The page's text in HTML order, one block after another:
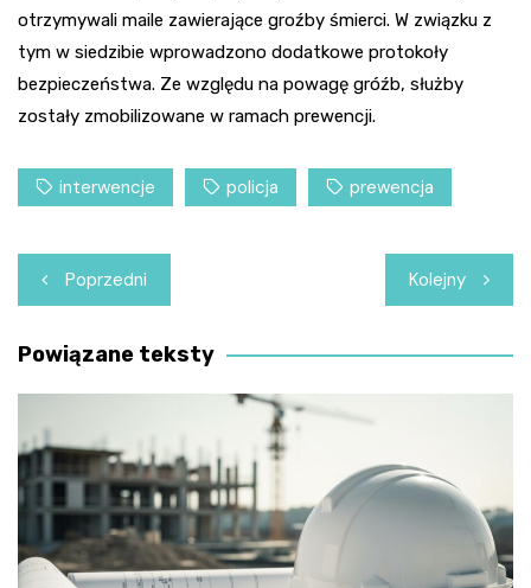
otrzymywali maile zawierające groźby śmierci. W związku z
tym w siedzibie wprowadzono dodatkowe protokoły
bezpieczeństwa. Ze względu na powagę gróźb, służby
zostały zmobilizowane w ramach prewencji.
interwencje policja prewencja
Nawigacja
wpisu
Poprzedni Kolejny
Powiązane teksty